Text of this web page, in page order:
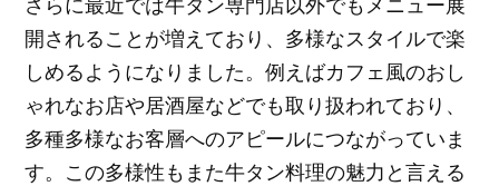
開されることが増えており、多様なスタイルで楽
しめるようになりました。例えばカフェ風のおし
ゃれなお店や居酒屋などでも取り扱われており、
多種多様なお客層へのアピールにつながっていま
す。この多様性もまた牛タン料理の魅力と言える